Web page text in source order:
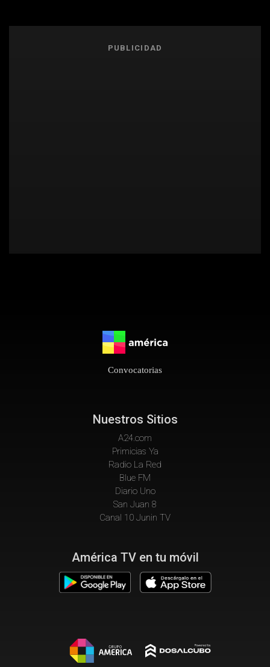
PUBLICIDAD
Convocatorias
Nuestros Sitios
A24.com
Primicias Ya
Radio La Red
Blue FM
Diario Uno
San Juan 8
Canal 10 Junin TV
América TV en tu móvil